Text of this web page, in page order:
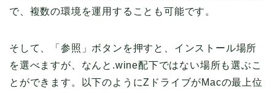
で、複数の環境を運用することも可能です。
そして、「参照」ボタンを押すと、インストール場所
を選べますが、なんと.wine配下ではない場所も選ぶこ
とができます。以下のようにZドライブがMacの最上位